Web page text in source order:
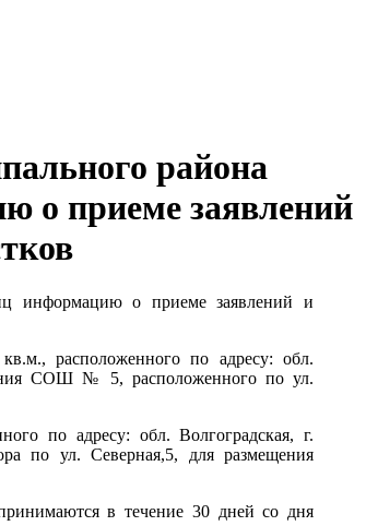
района
о приеме заявлений
информацию о приеме заявлений и
расположенного по адресу: обл.
СОШ № 5, расположенного по ул.
по адресу: обл. Волгоградская, г.
по ул. Северная,5, для размещения
в течение 30 дней со дня